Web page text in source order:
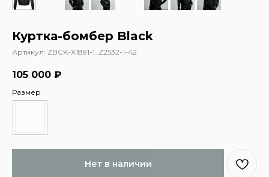
Куртка-бомбер Black
Артикул: ZBCK-X1891-1_Z2532-1-42
105 000 ₽
Размер
Нет в наличии